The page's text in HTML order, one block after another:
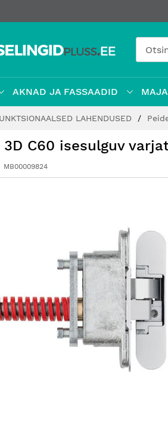
AKNAD JA FASSAADID
LAHENDUSED
3D C60 isesulguv
MB00009824